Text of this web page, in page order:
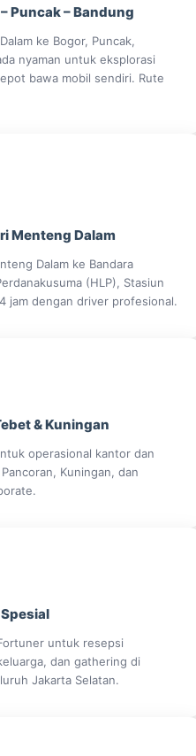
Puncak – Bandung
ke Bogor, Puncak,
nyaman untuk eksplorasi
bawa mobil sendiri. Rute
Menteng Dalam
Dalam ke Bandara
(HLP), Stasiun
jam dengan driver profesional.
& Kuningan
operasional kantor dan
Kuningan, dan
untuk resepsi
dan gathering di
Jakarta Selatan.